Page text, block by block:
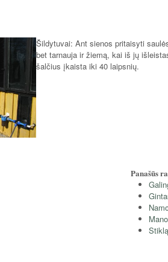
Šildytuvai: Ant sienos pritaisyti
bet tarnauja ir žiemą, kai iš jų
šalčius įkaista iki 40 laipsnių.
Panašūs